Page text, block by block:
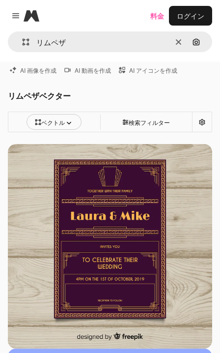
Close menu
Magnific
消去 画像で
料金 ログイン
AI 画像を作成 AI 動画を作成 AI アイコンを作成
リムペザベクター
ベクトル 検索フィルター